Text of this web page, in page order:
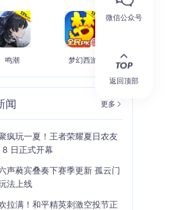
鸣潮 梦幻西游
闻 更多
疯玩一夏！王者荣耀夏日农友
日正式开幕
声蕤宾叠奏下赛季更新 孤云门
法上线
拉满！和平精英刺激空投节正
微信公众号
返回顶部